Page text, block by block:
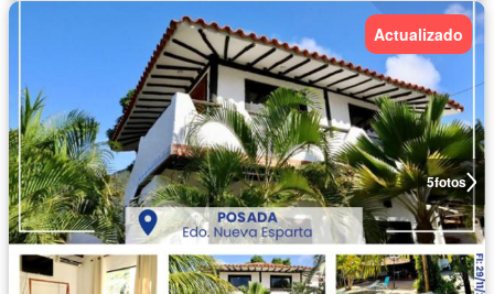
5fotos
Actualizado